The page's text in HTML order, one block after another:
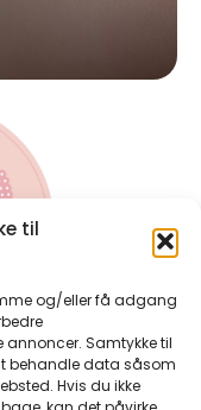
til
og/eller få adgang
annoncer. Samtykke til
behandle data såsom
Hvis du ikke
du spørgsmål til en